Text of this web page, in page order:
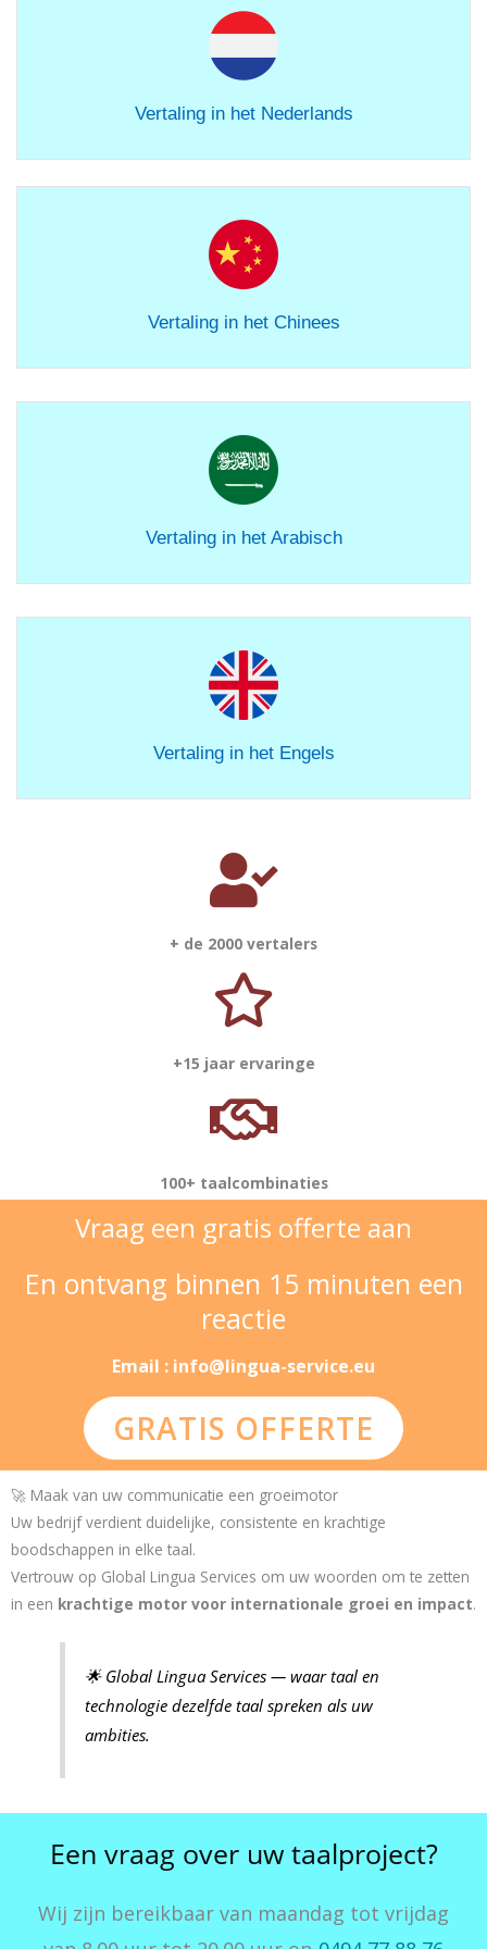
Vertaling in het Nederlands
Vertaling in het Chinees
Vertaling in het Arabisch
Vertaling in het Engels
+ de 2000 vertalers
+15 jaar ervaringe
100+ taalcombinaties
Vraag een gratis offerte aan
En ontvang binnen 15 minuten een
reactie
Email : info@lingua-service.eu
GRATIS OFFERTE
🚀 Maak van uw communicatie een groeimotor
Uw bedrijf verdient duidelijke, consistente en krachtige
boodschappen in elke taal.
Vertrouw op Global Lingua Services om uw woorden om te zetten
in een krachtige motor voor internationale groei en impact.
🌟 Global Lingua Services — waar taal en
technologie dezelfde taal spreken als uw
ambities.
Een vraag over uw taalproject?
Wij zijn bereikbaar van maandag tot vrijdag